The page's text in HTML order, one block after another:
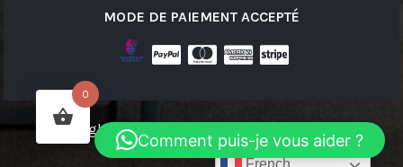
MODE DE PAIEMENT ACCEPTÉ
Copyright © 2026 ELECTRODIVERS | Powered by
ELECTRODIVERS
0
Comment puis-je vous aider ?